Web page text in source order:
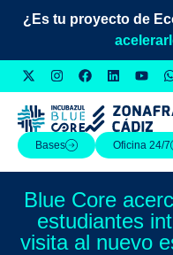
¿Es tu proyecto de
Bases Oficina 24/7
Blue Core
estudiantes
visita al nuevo